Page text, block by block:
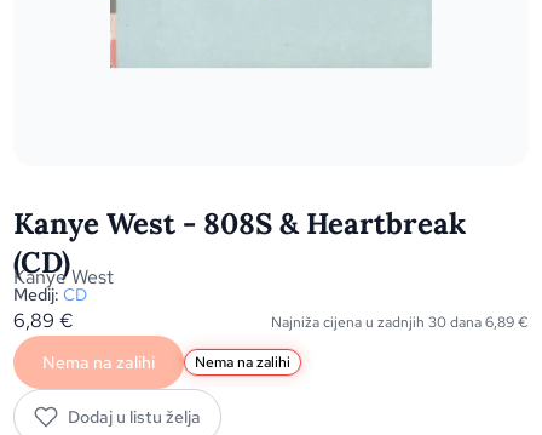
Kanye West - 808S & Heartbreak
(CD)
Kanye West
Medij: CD
6,89€ Najniža cijena u zadnjih 30 dana6,89€
Nema na zalihi Nema na zalihi
Dodaj u listu želja